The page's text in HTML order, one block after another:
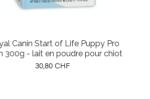
Canin Start of Life Puppy Pro
300g - lait en poudre pour chiot
Prix
30,80 CHF